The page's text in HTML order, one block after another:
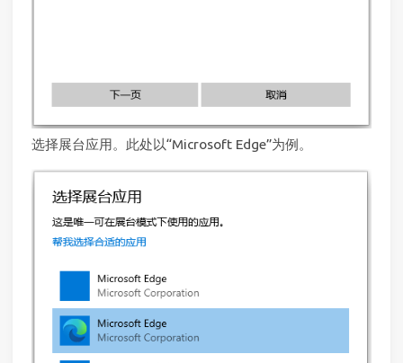
选择展台应用。此处以“Microsoft Edge”为例。